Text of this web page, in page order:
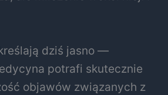
dziś jasno —
potrafi skutecznie
objawów związanych z